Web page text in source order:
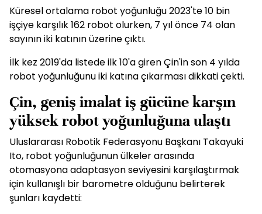
Küresel ortalama robot yoğunluğu 2023'te 10 bin
işçiye karşılık 162 robot olurken, 7 yıl önce 74 olan
sayının iki katının üzerine çıktı.
İlk kez 2019'da listede ilk 10'a giren Çin'in son 4 yılda
robot yoğunluğunu iki katına çıkarması dikkati çekti.
Çin, geniş imalat iş gücüne karşın
yüksek robot yoğunluğuna ulaştı
Uluslararası Robotik Federasyonu Başkanı Takayuki
Ito, robot yoğunluğunun ülkeler arasında
otomasyona adaptasyon seviyesini karşılaştırmak
için kullanışlı bir barometre olduğunu belirterek
şunları kaydetti: